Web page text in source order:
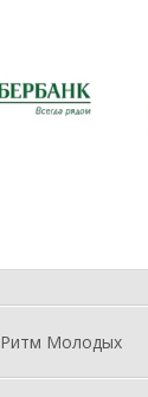
Ритм Молодых